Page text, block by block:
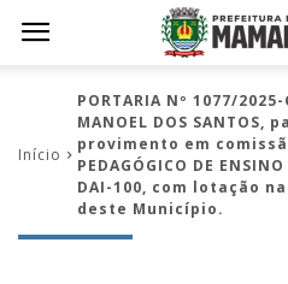
Início
PORTARIA Nº 1077/
MANOEL DOS
provimento em
PEDAGÓGICO DE
DAI-100, com lotação
deste Município.